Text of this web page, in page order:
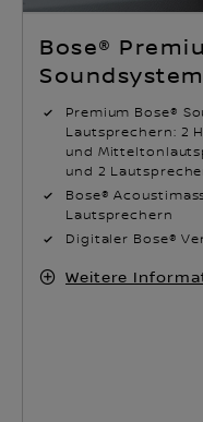
Bose®
Soundsystem
Premium Bose®
Lautsprechern: 2
und
und 2
Bose®
Lautsprechern
Digitaler Bose®
Weitere